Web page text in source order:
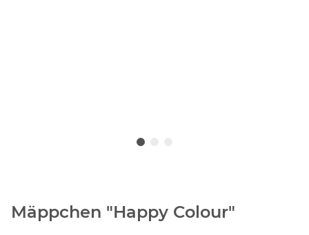
Mäppchen "Happy Colour"